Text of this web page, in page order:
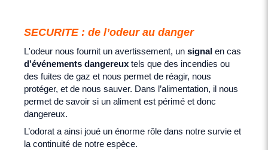
SECURITE : de l’odeur au danger
L'odeur nous fournit un avertissement, un signal en cas
d'événements dangereux tels que des incendies ou
des fuites de gaz et nous permet de réagir, nous
protéger, et de nous sauver. Dans l’alimentation, il nous
permet de savoir si un aliment est périmé et donc
dangereux.
L’odorat a ainsi joué un énorme rôle dans notre survie et
la continuité de notre espèce.